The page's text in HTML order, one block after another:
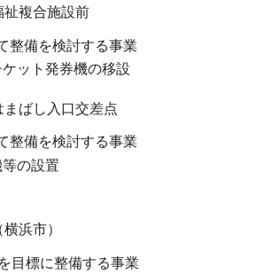
祉複合施設前
整備を検討する事業
ット発券機の移設
ばし入口交差点
整備を検討する事業
の設置
浜市）
目標に整備する事業